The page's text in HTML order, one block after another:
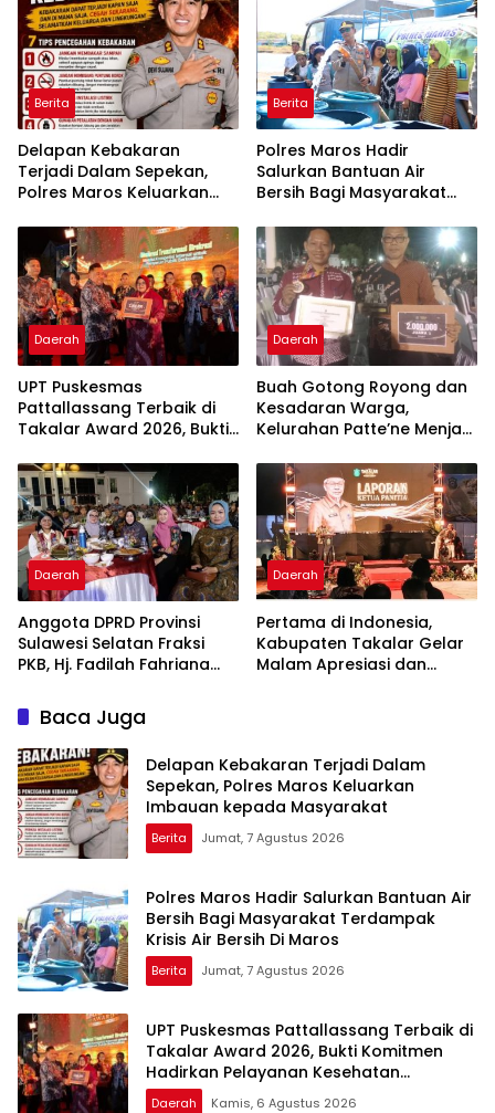
Berita
Delapan Kebakaran
Terjadi Dalam Sepekan,
Polres Maros Keluarkan
Masyarakat
Berita
Polres Maros Hadir
Salurkan Bantuan Air
Bersih Bagi Masyarakat
Di Maros
Daerah
UPT Puskesmas
Pattallassang Terbaik di
Takalar Award 2026, Bukti
Pelayanan Kesehatan
Berkualitas
Daerah
Buah Gotong Royong dan
Kesadaran Warga,
Kelurahan Patte’ne Menjadi
2026
Daerah
Anggota DPRD Provinsi
Sulawesi Selatan Fraksi
PKB, Hj. Fadilah Fahriana
Takalar Menyalakan
Lentera Pengabdian
Melalui Malam Apresiasi
dan Inovasi Award 2026
Daerah
Pertama di Indonesia,
Kabupaten Takalar Gelar
Malam Apresiasi dan
Baca Juga
Delapan Kebakaran Terjadi Dalam
Sepekan, Polres Maros Keluarkan
Imbauan kepada Masyarakat
Berita Jumat, 7 Agustus 2026
Polres Maros Hadir Salurkan Bantuan Air
Bersih Bagi Masyarakat Terdampak
Krisis Air Bersih Di Maros
Berita Jumat, 7 Agustus 2026
UPT Puskesmas Pattallassang Terbaik di
Takalar Award 2026, Bukti Komitmen
Hadirkan Pelayanan Kesehatan
Berkualitas
Daerah Kamis, 6 Agustus 2026